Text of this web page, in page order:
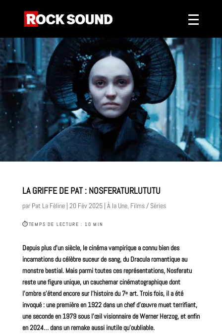
LA GRIFFE DE PAT : NOSFERATURLUTUTU
par Pat La Fèline| 20 Fév 2025| À la Une, Films / Séries
⏱TEMPS DE LECTURE : 10 MIN
Depuis plus d’un siècle, le cinéma vampirique a connu bien des
incarnations du célèbre suceur de sang, du Dracula romantique au
monstrebestial. Mais parmi toutes ces représentations, Nosferatu
reste une figure unique, un cauchemar cinématographique dont
l’ombre s’étend encore sur l’histoire du 7ᵉ art. Trois fois, il a été
invoqué : une première en 1922 dans un chef d’œuvre muet terrifiant,
une seconde en 1979 sous l’œil visionnaire de Werner Herzog, et enfin
en 2024… dans un remake aussi inutile qu’oubliable.